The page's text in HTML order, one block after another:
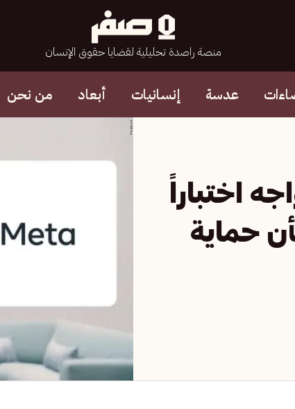
منصة راصدة تحليلية لقضايا حقوق الإنسان
عدسة إنسانيات أبعاد من نحن
اختباراً
حماية